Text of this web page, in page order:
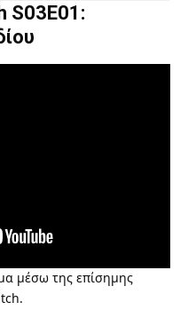
S03E01:
μέσω της επίσημης
.